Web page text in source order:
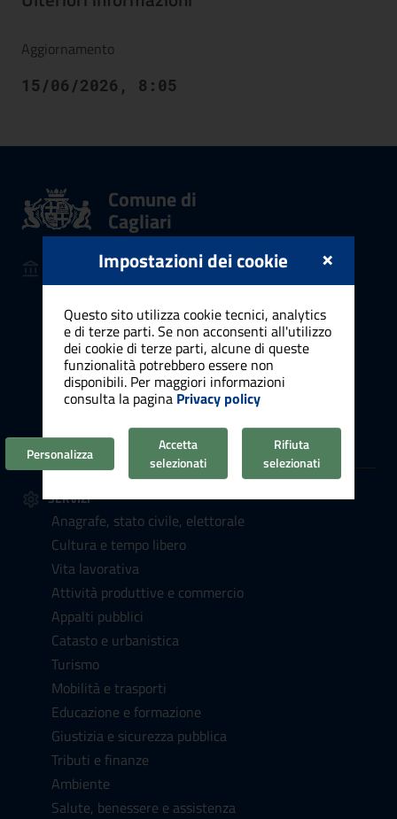
Aggiornamento
15/06/2026, 8:05
Comune di
Cagliari
AMMINISTRAZIONE
Organi di governo
Aree amministrative
Uffici
Enti e fondazioni
Politici
Personale amministrativo
Luoghi
SERVIZI
Anagrafe, stato civile, elettorale
Cultura e tempo libero
Vita lavorativa
Attività produttive e commercio
Appalti pubblici
Catasto e urbanistica
Turismo
Mobilità e trasporti
Educazione e formazione
Giustizia e sicurezza pubblica
Tributi e finanze
Ambiente
Salute, benessere e assistenza
×
Impostazioni dei cookie
Questo sito utilizza cookie tecnici, analytics
e di terze parti. Se non acconsenti all'utilizzo
dei cookie di terze parti, alcune di queste
funzionalità potrebbero essere non
disponibili. Per maggiori informazioni
consulta la pagina Privacy policy
Personalizza
Accetta
selezionati
Rifiuta
selezionati